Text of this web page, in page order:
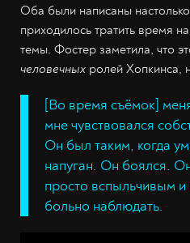
Оба были написаны
приходилось тратить время
темы. Фостер заметила, что
человечных ролей Хопкинса,
[Во время съёмок]
мне чувствовался
Он был таким, когда
напуган. Он боялся.
просто вспыльчивым
больно наблюдать.